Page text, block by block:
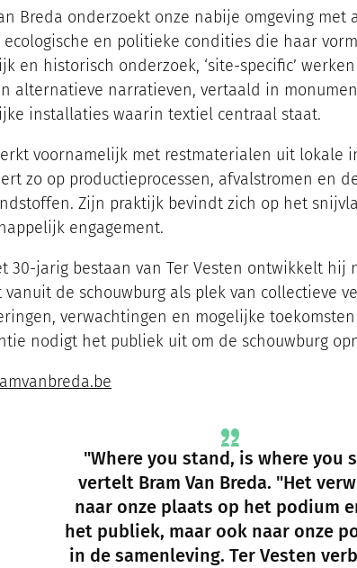
Breda onderzoekt onze nabije omgeving met
ecologische en politieke condities die haar
en historisch onderzoek, ‘site-specific’
alternatieve narratieven, vertaald in
installaties waarin textiel centraal staat.
voornamelijk met restmaterialen uit lokale
zo op productieprocessen, afvalstromen en
Zijn praktijk bevindt zich op het
engagement.
30-jarig bestaan van Ter Vesten ontwikkelt hij
vanuit de schouwburg als plek van collectieve
verwachtingen en mogelijke
nodigt het publiek uit om de schouwburg
"Where you stand, is where you
vertelt Bram Van Breda. "Het
naar onze plaats op het podium
het publiek, maar ook naar onze
in de samenleving. Ter Vesten